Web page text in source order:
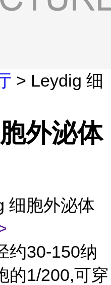
> Leydig 细
外泌体
细胞外泌体
约30-150纳
的1/200,可穿